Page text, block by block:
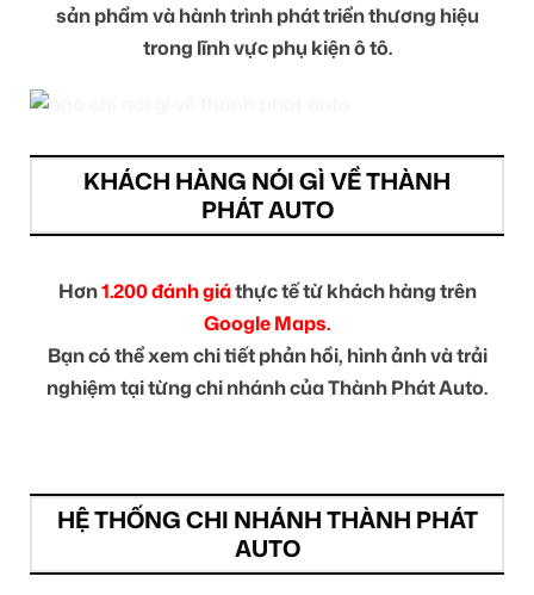
sản phẩm và hành trình phát triển thương hiệu
trong lĩnh vực phụ kiện ô tô.
KHÁCH HÀNG NÓI GÌ VỀ THÀNH
PHÁT AUTO
Hơn1.200 đánh giáthực tế từ khách hàng trên
Google Maps.
Bạn có thể xem chi tiết phản hồi, hình ảnh và trải
nghiệm tại từng chi nhánh của Thành Phát Auto.
HỆ THỐNG CHI NHÁNH THÀNH PHÁT
AUTO